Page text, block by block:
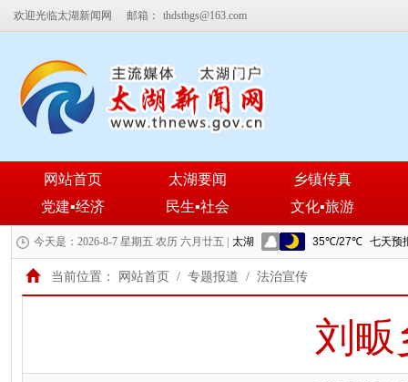
欢迎光临太湖新闻网 邮箱： thdstbgs@163.com
网站首页 太湖要闻
乡镇传真
党建▪经济
民生▪社会 文化▪旅游
今天是：2026-8-7 星期五 农历 六月廿五 |
当前位置： 网站首页 / 专题报道 / 法治宣传
刘畈